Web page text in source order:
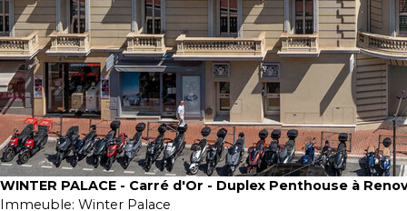
WINTER PALACE - Carré d'Or - Duplex Penthouse à
Immeuble: Winter Palace